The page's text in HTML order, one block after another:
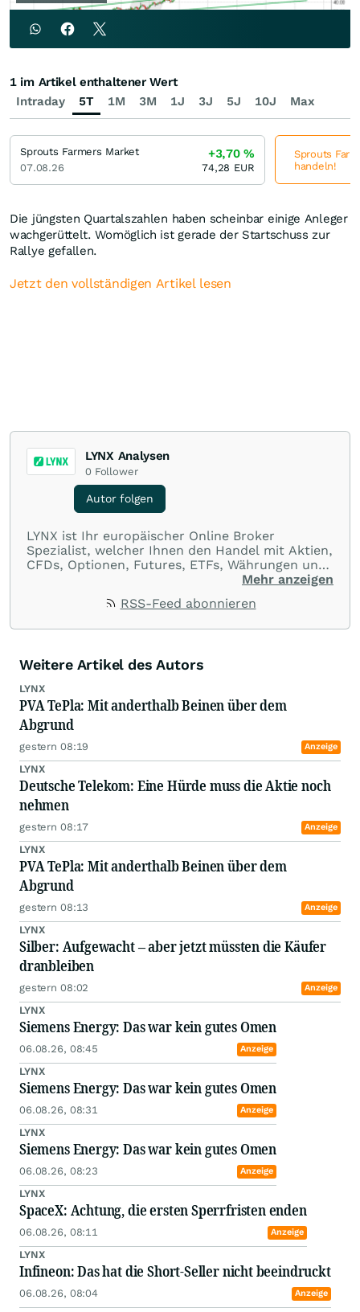
Die jüngsten Quartalszahlen haben scheinbar einige Anleger
wachgerüttelt. Womöglich ist gerade der Startschuss zur
Rallye gefallen.
Jetzt den vollständigen Artikel lesen
LYNX Analysen
0 Follower
Autor folgen
LYNX ist Ihr europäischer Online Broker
Spezialist, welcher Ihnen den Handel mit Aktien,
CFDs, Optionen, Futures, ETFs, Währungen und
Optionsscheinen aus einer Handelsplattform
Börsenplätzen in 20 Ländern und das zu
Mehr anzeigen
RSS-Feed abonnieren
Weitere Artikel des Autors
LYNX
PVA TePla: Mit anderthalb Beinen über dem
Abgrund
gestern 08:19 Anzeige
LYNX
Deutsche Telekom: Eine Hürde muss die Aktie noch
nehmen
gestern 08:17 Anzeige
LYNX
PVA TePla: Mit anderthalb Beinen über dem
Abgrund
gestern 08:13 Anzeige
LYNX
Silber: Aufgewacht – aber jetzt müssten die Käufer
dranbleiben
gestern 08:02 Anzeige
LYNX
Siemens Energy: Das war kein gutes Omen
06.08.26, 08:45 Anzeige
LYNX
Siemens Energy: Das war kein gutes Omen
06.08.26, 08:31 Anzeige
LYNX
Siemens Energy: Das war kein gutes Omen
06.08.26, 08:23 Anzeige
LYNX
SpaceX: Achtung, die ersten Sperrfristen enden
06.08.26, 08:11 Anzeige
LYNX
Infineon: Das hat die Short-Seller nicht beeindruckt
06.08.26, 08:04 Anzeige
Intraday 5T 1M 3M 1J 3J 5J 10J Max
1 im Artikel enthaltener Wert
Sprouts Farmers Market
07.08.26
+3,70%
74,28 EUR
Sprouts
handeln!